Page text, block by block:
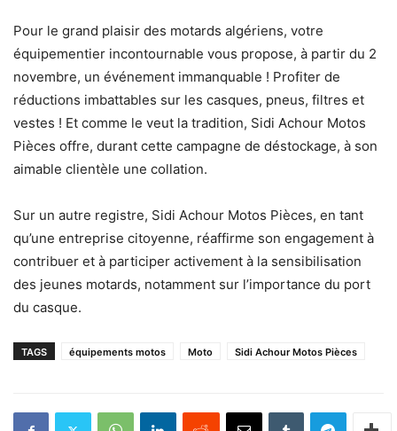
Pour le grand plaisir des motards algériens, votre
équipementier incontournable vous propose, à partir du 2
novembre, un événement immanquable ! Profiter de
réductions imbattables sur les casques, pneus, filtres et
vestes ! Et comme le veut la tradition, Sidi Achour Motos
Pièces offre, durant cette campagne de déstockage, à son
aimable clientèle une collation.
Sur un autre registre, Sidi Achour Motos Pièces, en tant
qu’une entreprise citoyenne, réaffirme son engagement à
contribuer et à participer activement à la sensibilisation
des jeunes motards, notamment sur l’importance du port
du casque.
TAGS équipements motos Moto Sidi Achour Motos Pièces